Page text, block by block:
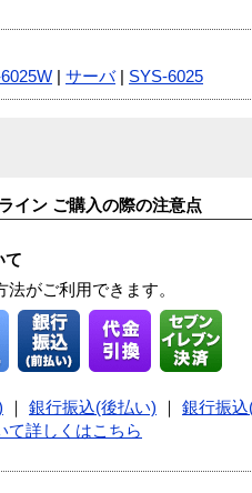
サーバ| SYS-6025
イン ご購入の際の注意点
て
がご利用できます。
銀行振込(後払い) 銀行振
て詳しくはこちら